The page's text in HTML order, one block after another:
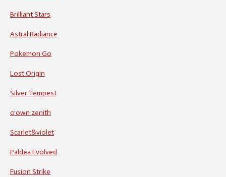
Brilliant Stars
Astral Radiance
Pokemon Go
Lost Origin
Silver Tempest
crown zenith
Scarlet&violet
Paldea Evolved
Fusion Strike